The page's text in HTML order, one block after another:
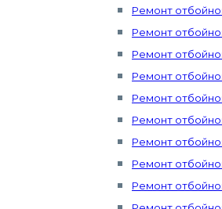
Ремонт
Ремонт
Ремонт
Ремонт
Ремонт
Ремонт
Ремонт
Ремонт
Ремонт